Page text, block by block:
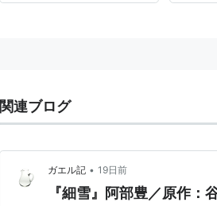
関連ブログ
ガエル記 • 19日前
『細雪』阿部豊／原作：